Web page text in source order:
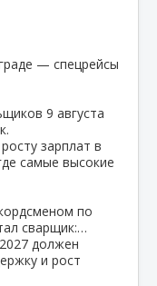
— спецрейсы
9 августа
зарплат в
самые высокие
по
сварщик:…
должен
и рост